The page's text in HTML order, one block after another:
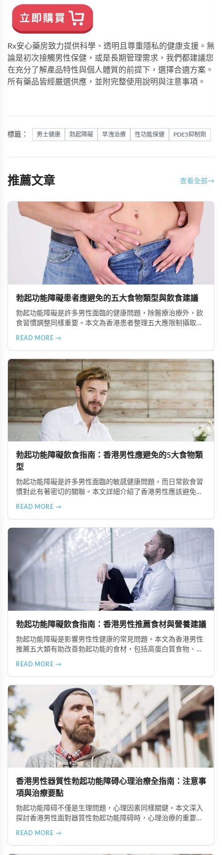
Rx安心藥房致力提供科學、透明且尊重隱私的健康支援。無
論是初次接觸男性保健，或是長期管理需求，我們都建議您
在充分了解產品特性與個人體質的前提下，選擇合適方案。
所有藥品皆經嚴選供應，並附完整使用說明與注意事項。
標籤： 男士健康 勃起障礙 早洩治療 性功能保健 PDE5抑制劑
推薦文章 查看全部→
勃起功能障礙患者應避免的五大食物類型與飲食建議
勃起功能障礙是許多男性面臨的健康問題，除醫療治療外，飲
食習慣調整同樣重要。本文為香港患者整理五大應限制攝取的
業治療選項說明。
READ MORE →
勃起功能障礙飲食指南：香港男性應避免的5大食物類
型
勃起功能障礙是許多男性面臨的敏感健康問題，而日常飲食習
慣對此有著密切的關聯。本文詳細介紹了香港男性應該避免或
READ MORE →
勃起功能障礙飲食指南：香港男性推薦食材與營養建議
勃起功能障礙是影響男性性健康的常見問題。本文為香港男性
推薦五大類有助改善勃起功能的食材，包括高蛋白質食物、富
READ MORE →
香港男性器質性勃起功能障碍心理治療全指南：注意事
項與治療要點
勃起功能障碍不僅是生理問題，心理因素同樣關鍵。本文深入
探討香港男性面對器質性勃起功能障碍時，心理治療的重要注
READ MORE →